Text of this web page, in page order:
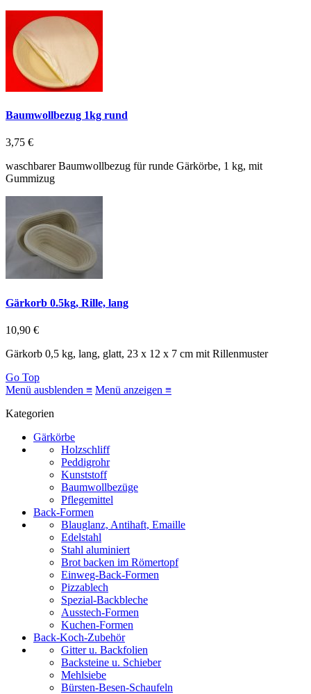
Baumwollbezug 1kg rund
3,75 €
waschbarer Baumwollbezug für runde Gärkörbe, 1 kg, mit
Gummizug
Gärkorb 0.5kg, Rille, lang
10,90 €
Gärkorb 0,5 kg, lang, glatt, 23 x 12 x 7 cm mit Rillenmuster
Go Top
Menü ausblenden ≡ Menü anzeigen ≡
Kategorien
Gärkörbe
Holzschliff
Peddigrohr
Kunststoff
Baumwollbezüge
Pflegemittel
Back-Formen
Blauglanz, Antihaft, Emaille
Edelstahl
Stahl aluminiert
Brot backen im Römertopf
Einweg-Back-Formen
Pizzablech
Spezial-Backbleche
Ausstech-Formen
Kuchen-Formen
Back-Koch-Zubehör
Gitter u. Backfolien
Backsteine u. Schieber
Mehlsiebe
Bürsten-Besen-Schaufeln